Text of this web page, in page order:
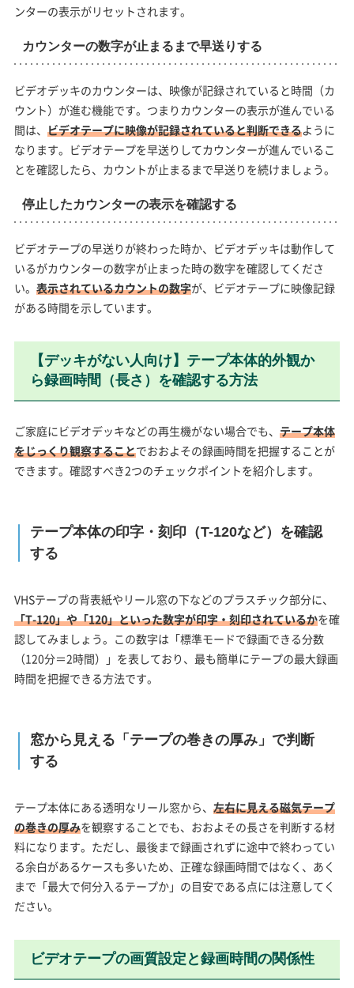
ンターの表示がリセットされます。
カウンターの数字が止まるまで早送りする
ビデオデッキのカウンターは、映像が記録されていると時間（カ
ウント）が進む機能です。つまりカウンターの表示が進んでいる
間は、 ビデオテープに映像が記録されていると判断できるように
なります。ビデオテープを早送りしてカウンターが進んでいるこ
とを確認したら、カウントが止まるまで早送りを続けましょう。
停止したカウンターの表示を確認する
ビデオテープの早送りが終わった時か、ビデオデッキは動作して
いるがカウンターの数字が止まった時の数字を確認してくださ
い。 表示されているカウントの数字が、ビデオテープに映像記録
がある時間を示しています。
【デッキがない人向け】テープ本体的外観か
ら録画時間（長さ）を確認する方法
ご家庭にビデオデッキなどの再生機がない場合でも、 テープ本体
をじっくり観察することでおおよその録画時間を把握することが
できます。確認すべき2つのチェックポイントを紹介します。
テープ本体の印字・刻印（T-120など）を確認
する
VHSテープの背表紙やリール窓の下などのプラスチック部分に、
「T-120」や「120」といった数字が印字・刻印されているかを確
認してみましょう。この数字は「標準モードで録画できる分数
（120分＝2時間）」を表しており、最も簡単にテープの最大録画
時間を把握できる方法です。
窓から見える「テープの巻きの厚み」で判断
する
テープ本体にある透明なリール窓から、 左右に見える磁気テープ
の巻きの厚みを観察することでも、おおよその長さを判断する材
料になります。ただし、最後まで録画されずに途中で終わってい
る余白があるケースも多いため、正確な録画時間ではなく、あく
まで「最大で何分入るテープか」の目安である点には注意してく
ださい。
ビデオテープの画質設定と録画時間の関係性